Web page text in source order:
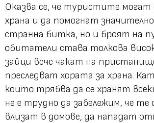
Оказва се, че туристите могат
храна и да помогнат
странна битка, но и броят на
обитатели става толкова
зайци вече чакат на
преследват хората за храна.
които трябва да се хранят
не е трудно да забележим, че те
влизат в домове, да нападат